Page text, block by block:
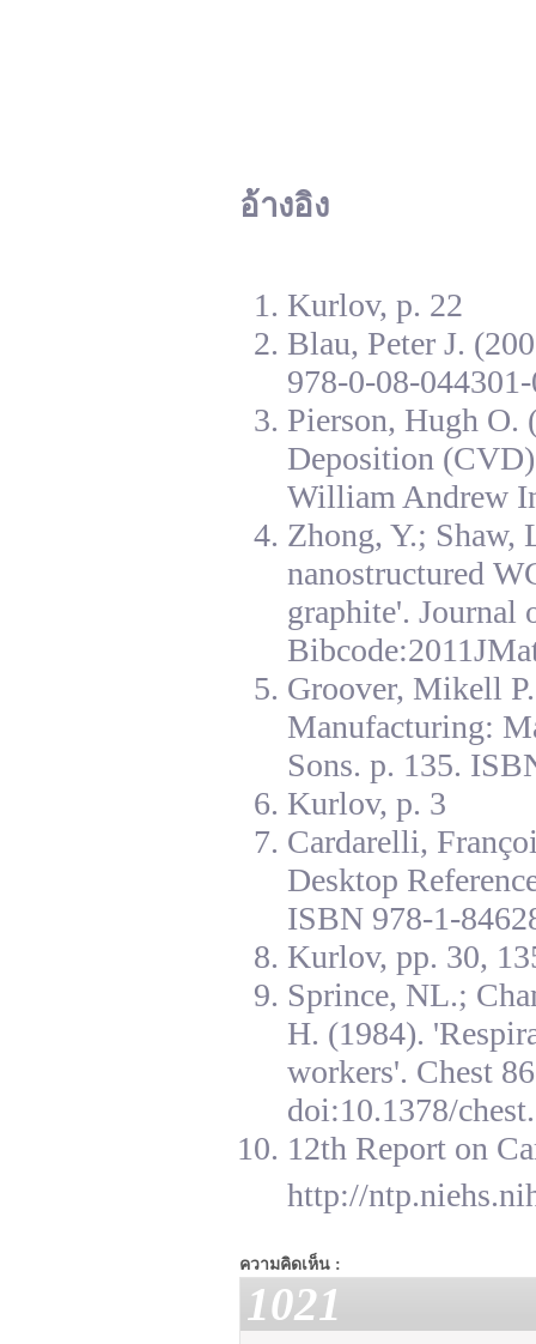
อ้างอิง
Kurlov, p. 22
Blau, Peter J.
978-0-08-
Pierson, Hugh O.
Deposition
William Andrew
Zhong, Y.; Shaw,
nanostructured
graphite'. Journal
Groover, Mikell
Manufacturing:
Sons. p. 135.
Kurlov, p. 3
Cardarelli,
Desktop
ISBN 978-1-
Kurlov, pp. 30,
Sprince, NL.;
H. (1984).
workers'. Chest
doi:10.1378/
12th Report on
http://
ความคิดเห็น :
1021